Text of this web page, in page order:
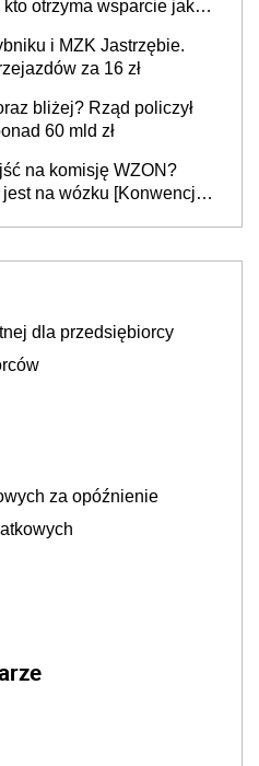
otrzyma wsparcie jako
i MZK Jastrzębie.
za 16 zł
bliżej? Rząd policzył
60 mld zł
na komisję WZON?
na wózku [Konwencja
dla przedsiębiorcy
za opóźnienie